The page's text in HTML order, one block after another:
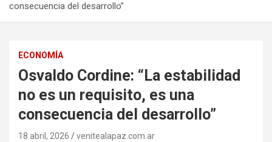
consecuencia del desarrollo”
ECONOMÍA
Osvaldo Cordine: “La estabilidad
no es un requisito, es una
consecuencia del desarrollo”
18 abril, 2026 venitealapaz.com.ar